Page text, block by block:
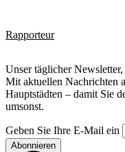
Rapporteur
Unser täglicher
Mit aktuellen Nachrichten
Hauptstädten – damit Sie
umsonst.
Geben Sie Ihre E-Mail ein
Abonnieren